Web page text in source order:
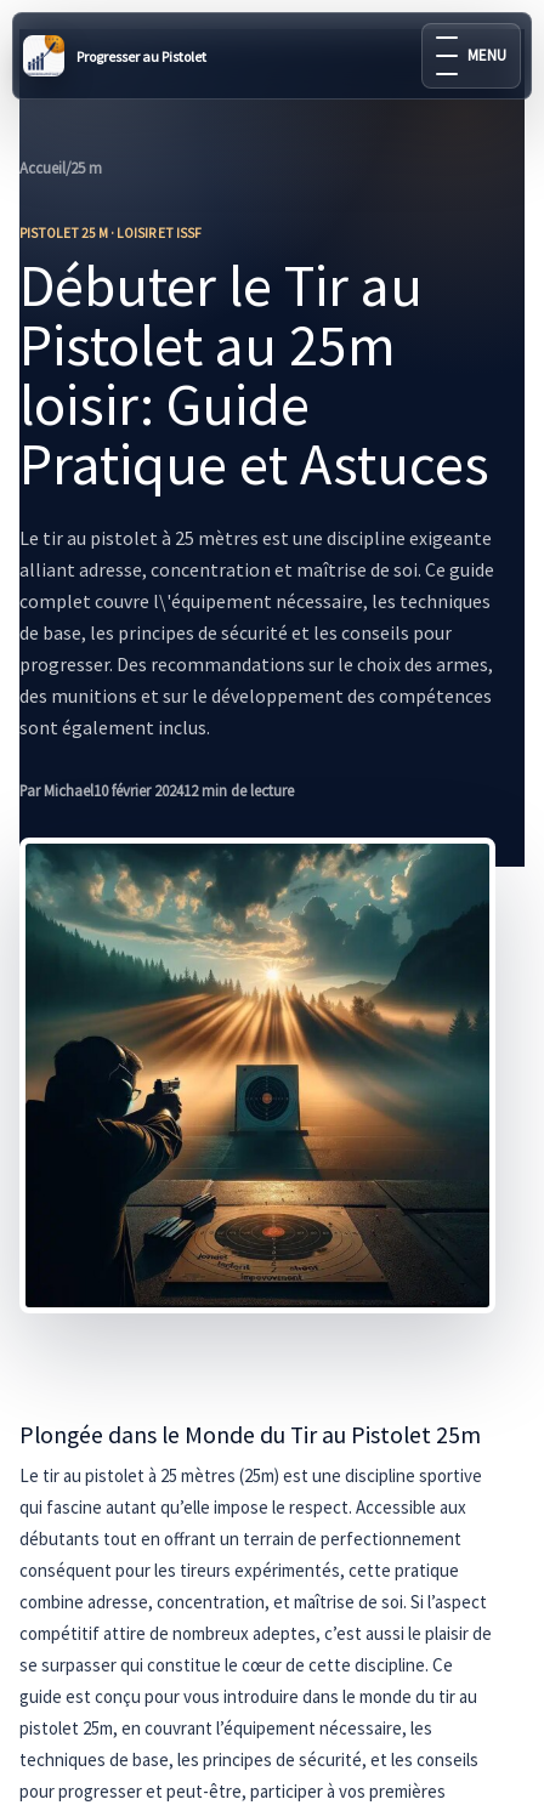
Progresser au Pistolet MENU
Accueil/25 m
PISTOLET 25 M · LOISIR ET ISSF
Débuter le Tir au
Pistolet au 25m
loisir: Guide
Pratique et Astuces
Le tir au pistolet à 25 mètres est une discipline exigeante
alliant adresse, concentration et maîtrise de soi. Ce guide
complet couvre l\'équipement nécessaire, les techniques
de base, les principes de sécurité et les conseils pour
progresser. Des recommandations sur le choix des armes,
des munitions et sur le développement des compétences
sont également inclus.
Par Michael10 février 202412 min de lecture
Plongée dans le Monde du Tir au Pistolet 25m
Le tir au pistolet à 25 mètres (25m) est une discipline sportive
qui fascine autant qu’elle impose le respect. Accessible aux
débutants tout en offrant un terrain de perfectionnement
conséquent pour les tireurs expérimentés, cette pratique
combine adresse, concentration, et maîtrise de soi. Si l’aspect
compétitif attire de nombreux adeptes, c’est aussi le plaisir de
se surpasser qui constitue le cœur de cette discipline. Ce
guide est conçu pour vous introduire dans le monde du tir au
pistolet 25m, en couvrant l’équipement nécessaire, les
techniques de base, les principes de sécurité, et les conseils
pour progresser et peut-être, participer à vos premières